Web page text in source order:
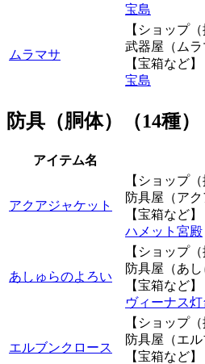
宝島
ムラマサ
【ショップ
武器屋（ムラ
【宝箱など】
宝島
防具（胴体）（14種）
アイテム名
アクアジャケット
【ショップ
防具屋（ア
【宝箱など】
ハメット宮殿
あしゅらのよろい
【ショップ
防具屋（あ
【宝箱など】
ヴィーナス
エルブンクロース
【ショップ
防具屋（エ
【宝箱など】